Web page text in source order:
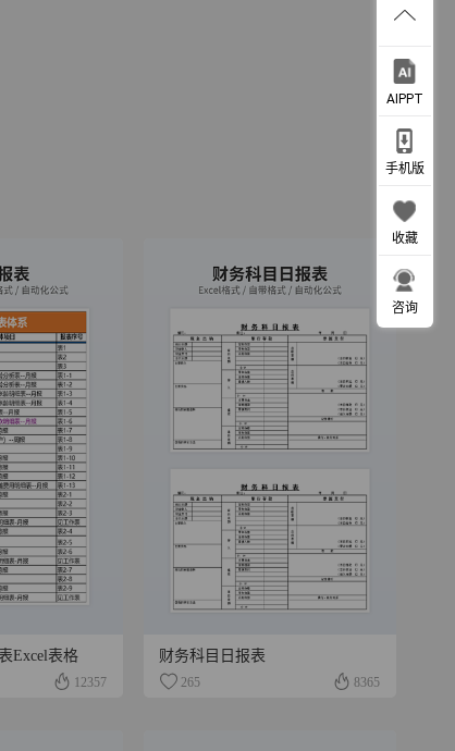
Excel表格
12357
财务科目日报表
265 8365
AIPPT
手机版
收藏
咨询